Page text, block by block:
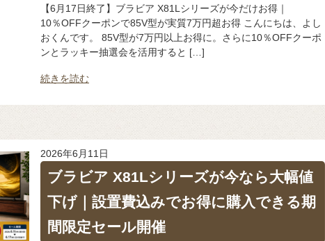
【6月17日終了】ブラビア X81Lシリーズが今だけお得｜
10％OFFクーポンで85V型が実質7万円超お得 こんにちは、よし
おくんです。 85V型が7万円以上お得に。さらに10％OFFクーポ
ンとラッキー抽選会を活用すると […]
続きを読む
2026年6月11日
ブラビア X81Lシリーズが今なら大幅値
下げ｜設置費込みでお得に購入できる期
間限定セール開催